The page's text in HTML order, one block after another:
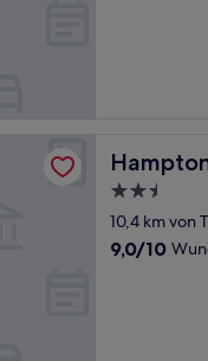
Hampton
2.5-
Sterne-
Unterkunft
10,4 km von
9.0
9,0/10